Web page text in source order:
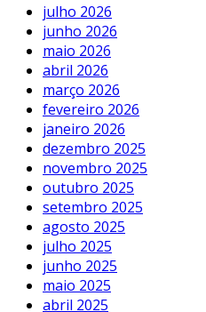
julho 2026
junho 2026
maio 2026
abril 2026
março 2026
fevereiro 2026
janeiro 2026
dezembro 2025
novembro 2025
outubro 2025
setembro 2025
agosto 2025
julho 2025
junho 2025
maio 2025
abril 2025